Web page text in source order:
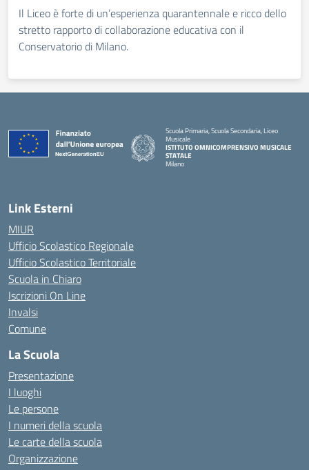
Il Liceo è forte di un’esperienza quarantennale e ricco dello
stretto rapporto di collaborazione educativa con il
Conservatorio di Milano.
Scuola Primaria, Scuola Secondaria, Liceo
Musicale
ISTITUTO OMNICOMPRENSIVO MUSICALE
STATALE
Milano
Link Esterni
MIUR
Ufficio Scolastico Regionale
Ufficio Scolastico Territoriale
Scuola in Chiaro
Iscrizioni On Line
Invalsi
Comune
La Scuola
Presentazione
I luoghi
Le persone
I numeri della scuola
Le carte della scuola
Organizzazione